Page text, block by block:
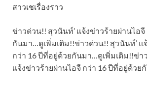
สาวเชเรื่องราว
ข่าวด่วน!! สุวนันท์’ เเจ้งข่าวร้ายผ่านไอ
กันมา…ดูเพิ่มเติม!!ข่าวด่วน!! สุวนันท์’ เเ
กว่า 16 ปีที่อยู่ด้วยกันมา…ดูเพิ่มเติม!!ข่า
เเจ้งข่าวร้ายผ่านไอจี กว่า 16 ปีที่อยู่ด้ว